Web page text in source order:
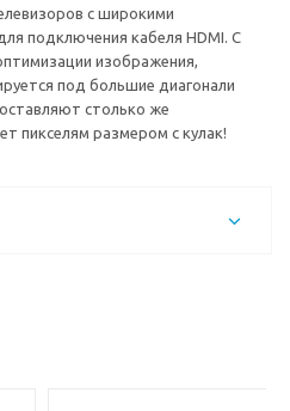
с широкими
подключения кабеля HDMI. С
изображения,
под большие диагонали
столько же
пикселям размером с кулак!